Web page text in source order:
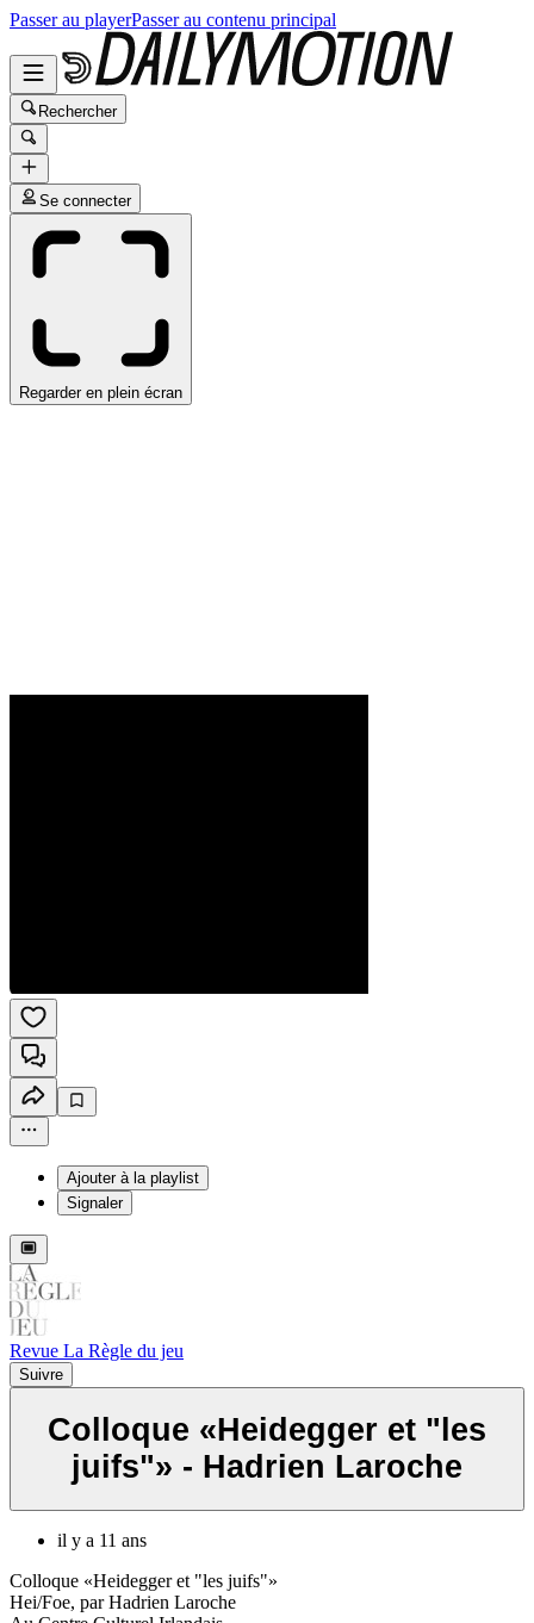
Passer au playerPasser au contenu principal
Rechercher
Se connecter
Regarder en plein écran
Ajouter à la playlist
Signaler
Revue La Règle du jeu
Suivre
Colloque «Heidegger et "les
juifs"» - Hadrien Laroche
il y a 11 ans
Colloque «Heidegger et "les juifs"»
Hei/Foe, par Hadrien Laroche